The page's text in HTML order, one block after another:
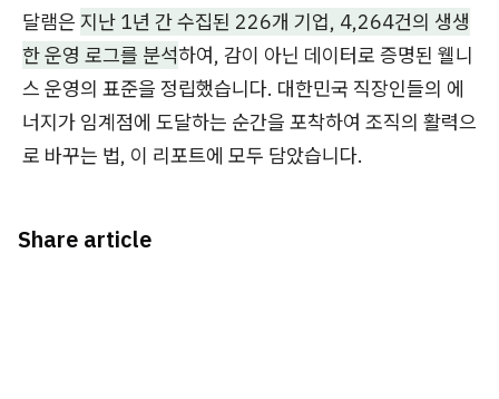
달램은 지난 1년 간 수집된 226개 기업, 4,264건의 생생
한 운영 로그를 분석하여, 감이 아닌 데이터로 증명된 웰니
스 운영의 표준을 정립했습니다. 대한민국 직장인들의 에
너지가 임계점에 도달하는 순간을 포착하여 조직의 활력으
로 바꾸는 법, 이 리포트에 모두 담았습니다.
Share article